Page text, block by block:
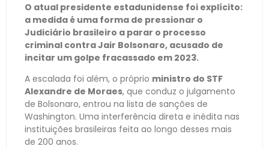
O atual presidente estadunidense foi explícito:
a medida é uma forma de pressionar o
Judiciário brasileiro a parar o processo
criminal contra Jair Bolsonaro, acusado de
incitar um golpe fracassado em 2023.
A escalada foi além, o próprio ministro do STF
Alexandre de Moraes, que conduz o julgamento
de Bolsonaro, entrou na lista de sanções de
Washington. Uma interferência direta e inédita nas
instituições brasileiras feita ao longo desses mais
de 200 anos.